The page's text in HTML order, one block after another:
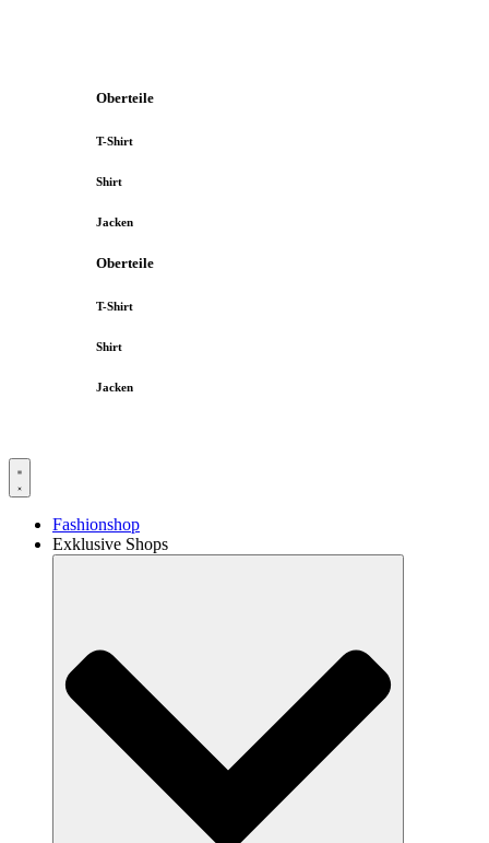
Oberteile
T-Shirt
Shirt
Jacken
Oberteile
T-Shirt
Shirt
Jacken
Fashionshop
Exklusive Shops